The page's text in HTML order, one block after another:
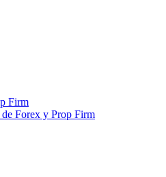
Firm
Forex y Prop Firm